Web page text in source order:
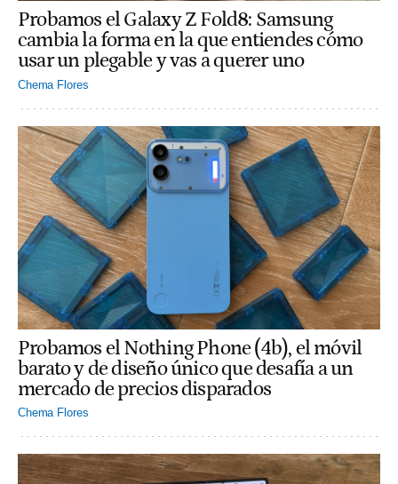
Probamos el Galaxy Z Fold8: Samsung
cambia la forma en la que entiendes cómo
usar un plegable y vas a querer uno
Chema Flores
Probamos el Nothing Phone (4b), el móvil
barato y de diseño único que desafía a un
mercado de precios disparados
Chema Flores